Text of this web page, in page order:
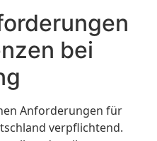
bei
Anforderungen für
verpflichtend.